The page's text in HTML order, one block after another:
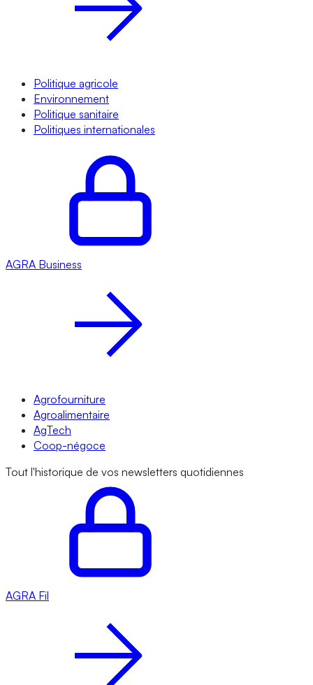
Politique agricole
Environnement
Politique sanitaire
Politiques internationales
AGRA Business
Agrofourniture
Agroalimentaire
AgTech
Coop-négoce
Tout l'historique de vos newsletters quotidiennes
AGRA Fil